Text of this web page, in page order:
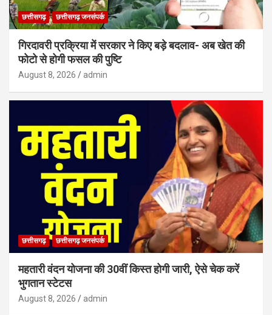
छत्तीसगढ़ छत्तीसगढ़ जनसंपर्क
गिरदावरी प्रक्रिया में सरकार ने किए बड़े बदलाव- अब खेत की
फोटो से होगी फसल की पुष्टि
August 8, 2026 admin
छत्तीसगढ़ छत्तीसगढ़ जनसंपर्क
महतारी वंदन योजना की 30वीं किस्त होगी जारी, ऐसे चेक करें
भुगतान स्टेटस
August 8, 2026 admin